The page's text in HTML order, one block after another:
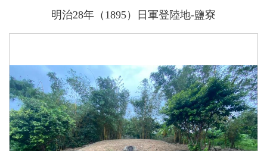
明治28年（1895）日軍登陸地-鹽寮